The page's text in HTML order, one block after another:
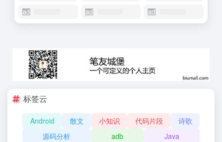
标签云
Android 散文 小知识 代码片段
诗歌
源码分析
adb Java